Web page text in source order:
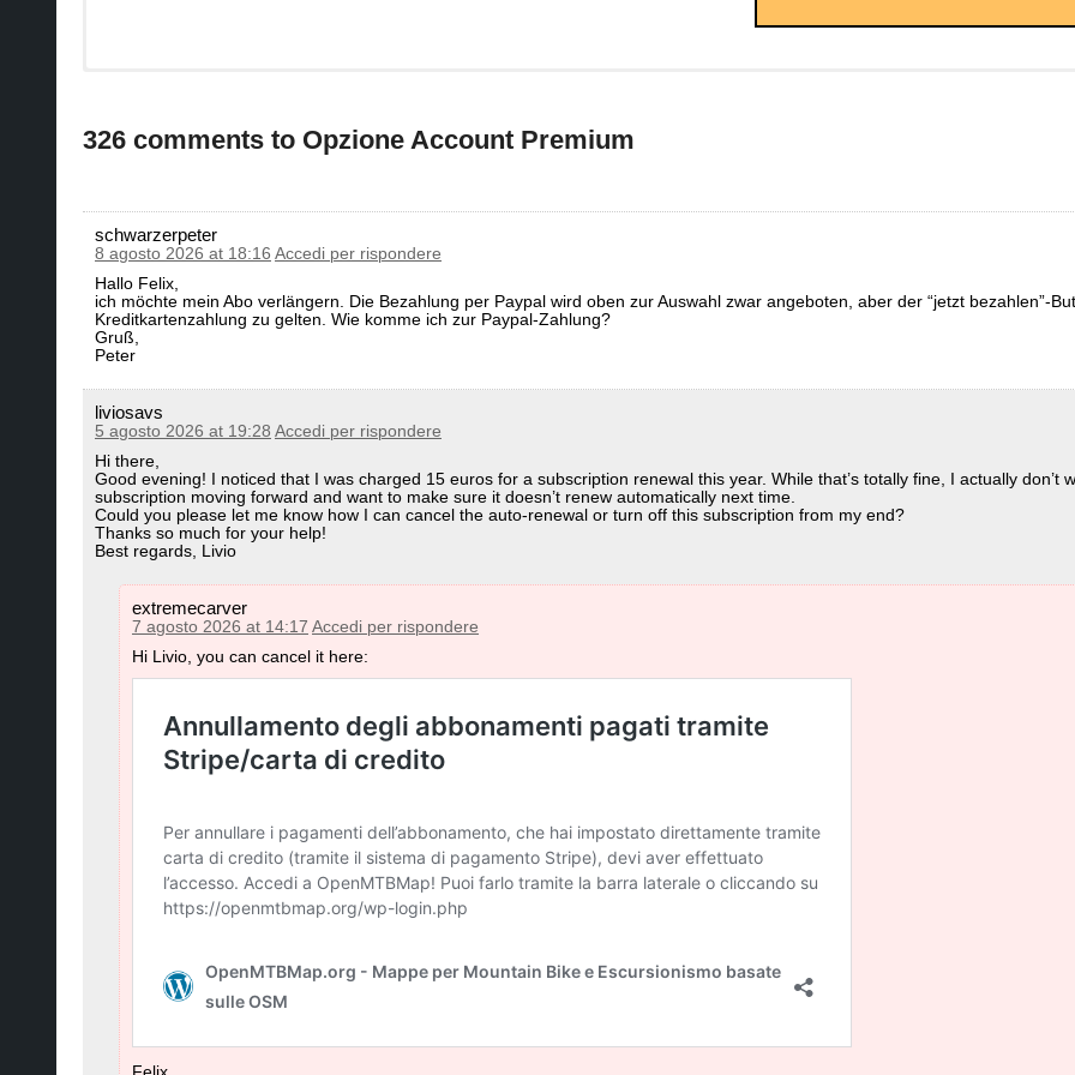
326 comments to Opzione Account Premium
schwarzerpeter
8 agosto 2026 at 18:16 Accedi per rispondere
Hallo Felix,
ich möchte mein Abo verlängern. Die Bezahlung per Paypal wird oben zur Auswahl zwar angeboten, aber der “jetzt bezahlen”-
Kreditkartenzahlung zu gelten. Wie komme ich zur Paypal-Zahlung?
Gruß,
Peter
liviosavs
5 agosto 2026 at 19:28 Accedi per rispondere
Hi there,
​Good evening! I noticed that I was charged 15 euros for a subscription renewal this year. While that’s totally fine, I actually don’t
subscription moving forward and want to make sure it doesn’t renew automatically next time.
​Could you please let me know how I can cancel the auto-renewal or turn off this subscription from my end?
​Thanks so much for your help!
​Best regards, Livio
extremecarver
7 agosto 2026 at 14:17 Accedi per rispondere
Hi Livio, you can cancel it here: